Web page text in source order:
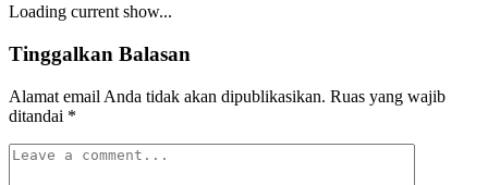
Loading current show...
Tinggalkan Balasan
Alamat email Anda tidak akan dipublikasikan. Ruas yang wajib
ditandai *